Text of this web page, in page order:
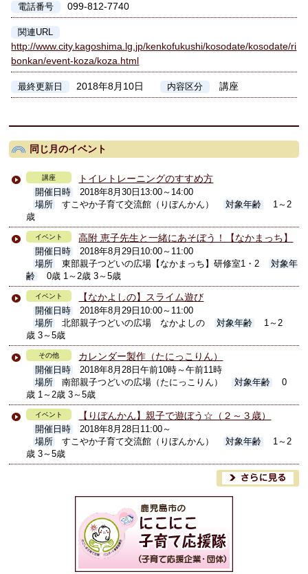
電話番号 099-812-7740
関連URL
http://www.city.kagoshima.lg.jp/kenkofukushi/kosodate/kosodate/ri
bonkan/event-koza/koza.html
最終更新日 2018年8月10日 内容区分 講座
同じ月のイベント
講座 トイレトレーニングのすすめ方
開催日時
2018年8月30日13:00～14:00
場所
すこやか子育て交流館（りぼんかん） 対象年齢
1～2
歳
イベント 高附 恵子先生と一緒にあそぼう！【なかまっち】
開催日時
2018年8月29日10:00～11:00
場所
東部親子つどいの広場【なかまっち】研修室1・2
対象年
齢
0歳 1～2歳 3～5歳
イベント 【なかよしの】スライム遊び
開催日時
2018年8月29日10:00～11:00
場所
北部親子つどいの広場 なかよしの 対象年齢
1～2
歳 3～5歳
その他 カレンダー製作（たにっこりん）
開催日時
2018年8月28日午前10時～午前11時
場所
南部親子つどいの広場（たにっこりん） 対象年齢
0
歳 1～2歳 3～5歳
イベント 【りぼんかん】親子で遊ぼう☆（２～３歳）
開催日時
2018年8月28日11:00～
場所
すこやか子育て交流館（りぼんかん） 対象年齢
1～2
歳 3～5歳